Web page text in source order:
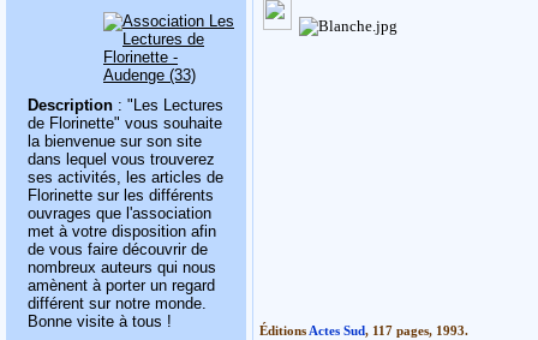
Description : "Les Lectures
de Florinette" vous souhaite
la bienvenue sur son site
dans lequel vous trouverez
ses activités, les articles de
Florinette sur les différents
ouvrages que l'association
met à votre disposition afin
de vous faire découvrir de
nombreux auteurs qui nous
amènent à porter un regard
différent sur notre monde.
Bonne visite à tous !
ÉditionsActes Sud, 117 pages, 1993.